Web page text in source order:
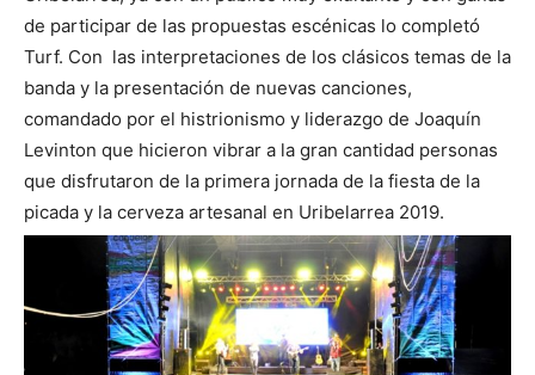
de participar de las propuestas escénicas lo completó
Turf. Con las interpretaciones de los clásicos temas de la
banda y la presentación de nuevas canciones,
comandado por el histrionismo y liderazgo de Joaquín
Levinton que hicieron vibrar a la gran cantidad personas
que disfrutaron de la primera jornada de la fiesta de la
picada y la cerveza artesanal en Uribelarrea 2019.